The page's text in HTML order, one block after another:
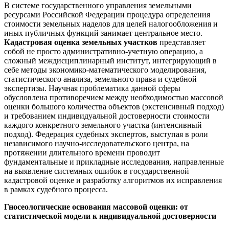
В системе государственного управления земельными
ресурсами Российской Федерации процедура определения
стоимости земельных наделов для целей налогообложения и
иных публичных функций занимает центральное место.
Кадастровая оценка земельных участков представляет
собой не просто административно-учетную операцию, а
сложный междисциплинарный институт, интегрирующий в
себе методы экономико-математического моделирования,
статистического анализа, земельного права и судебной
экспертизы. Научная проблематика данной сферы
обусловлена противоречием между необходимостью массовой
оценки большого количества объектов (экстенсивный подход)
и требованием индивидуальной достоверности стоимости
каждого конкретного земельного участка (интенсивный
подход). Федерация судебных экспертов, выступая в роли
независимого научно-исследовательского центра, на
протяжении длительного времени проводит
фундаментальные и прикладные исследования, направленные
на выявление системных ошибок в государственной
кадастровой оценке и разработку алгоритмов их исправления
в рамках судебного процесса.
Гносеологические основания массовой оценки: от
статистической модели к индивидуальной достоверности